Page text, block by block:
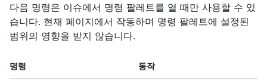
다음 명령은 이슈에서 명령 팔레트를 열 때만 사용할 수 있
습니다. 현재 페이지에서 작동하며 명령 팔레트에 설정된
범위의 영향을 받지 않습니다.
명령 동작